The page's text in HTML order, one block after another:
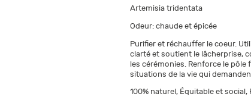
Artemisia tridentata
Odeur: chaude et épicée
Purifier et réchauffer le coeur.
clarté et soutient le lâcher­prise,
les cérémonies. Renforce le pôle
situations de la vie qui
100% naturel, Équitable et social,